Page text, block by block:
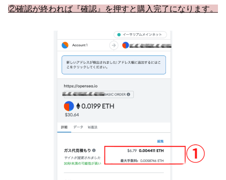
②確認が終われば『確認』を押すと購入完了になります。